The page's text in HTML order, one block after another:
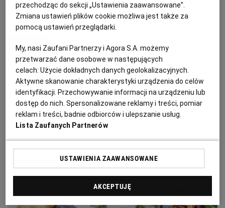
KOSZALIN
LUBLIN
ŁÓDŹ
OPOLE
TOK FM
PUBLIO.PL
KULTURALNYSKLEP.PL
ZDROWIE
POGODA
JEDZENIE KAWIOR QUIZ SZAFRAN
Niecodzienne potrawy
wielkanocne z Polski i z całego
świata. Niektóre są dziwne, a inne
bardzo smakowite
przechodząc do sekcji „Ustawienia zaawansowane”.
Zmiana ustawień plików cookie możliwa jest także za
pomocą ustawień przeglądarki.
My, nasi Zaufani Partnerzy i Agora S.A. możemy
przetwarzać dane osobowe w następujących
celach:Użycie dokładnych danych geolokalizacyjnych.
Aktywne skanowanie charakterystyki urządzenia do celów
identyfikacji. Przechowywanie informacji na urządzeniu lub
dostęp do nich. Spersonalizowane reklamy i treści, pomiar
reklam i treści, badnie odbiorców i ulepszanie usług.
Lista Zaufanych Partnerów
USTAWIENIA ZAAWANSOWANE
AKCEPTUJĘ